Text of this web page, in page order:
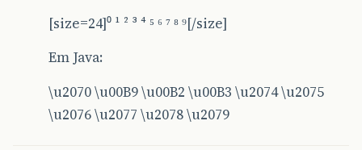
[size=24]⁰ ¹ ² ³ ⁴ ⁵ ⁶ ⁷ ⁸ ⁹[/size]
Em Java:
\u2070 \u00B9 \u00B2 \u00B3 \u2074 \u2075
\u2076 \u2077 \u2078 \u2079